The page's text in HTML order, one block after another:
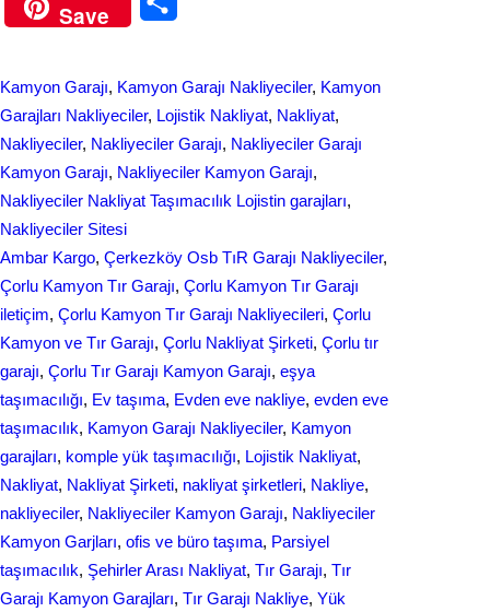
c
o
o
k
n
d
I
n
Save
r
e
Kamyon Garajı, Kamyon Garajı Nakliyeciler, Kamyon
Garajları Nakliyeciler, Lojistik Nakliyat, Nakliyat
Nakliyeciler, Nakliyeciler Garajı, Nakliyeciler Garajı
Kamyon Garajı, Nakliyeciler Kamyon Garajı
Nakliyeciler Nakliyat Taşımacılık Lojistin garajları
Nakliyeciler Sitesi
Ambar Kargo, Çerkezköy Osb TıR Garajı Nakliyeciler
Çorlu Kamyon Tır Garajı, Çorlu Kamyon Tır Garajı
iletiçim, Çorlu Kamyon Tır Garajı Nakliyecileri, Çorlu
Kamyon ve Tır Garajı, Çorlu Nakliyat Şirketi, Çorlu tır
garajı, Çorlu Tır Garajı Kamyon Garajı, eşya
taşımacılığı, Ev taşıma, Evden eve nakliye, evden eve
taşımacılık, Kamyon Garajı Nakliyeciler, Kamyon
garajları, komple yük taşımacılığı, Lojistik Nakliyat
Nakliyat, Nakliyat Şirketi, nakliyat şirketleri, Nakliye
nakliyeciler, Nakliyeciler Kamyon Garajı, Nakliyeciler
Kamyon Garjları, ofis ve büro taşıma, Parsiyel
taşımacılık, Şehirler Arası Nakliyat, Tır Garajı, Tır
Garajı Kamyon Garajları, Tır Garajı Nakliye, Yük